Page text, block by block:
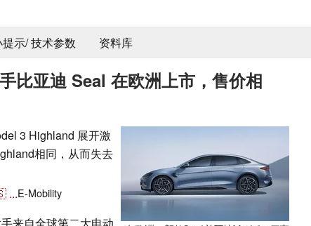
示/ 技术参数
资料库
比亚迪 Seal 在欧洲上市，售价相
3 Highland 展开激
相同，从而失去
...E-Mobility